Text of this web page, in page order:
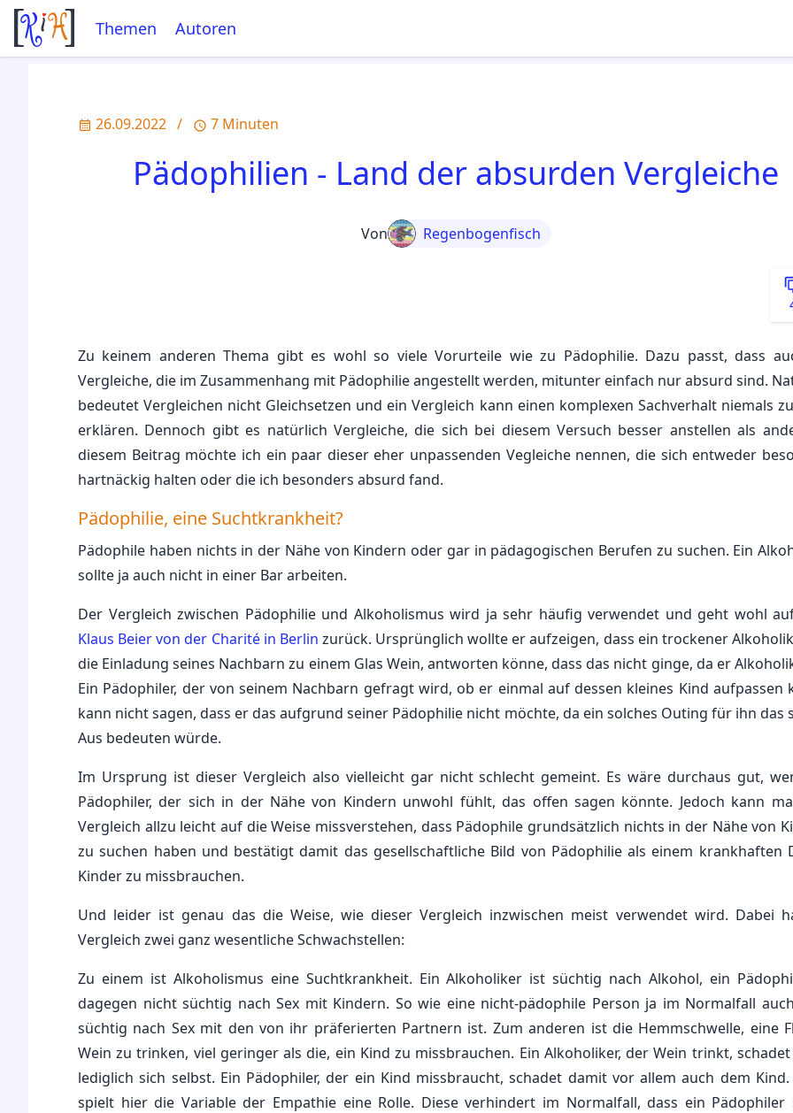
Themen Autoren
26.09.2022 / 7 Minuten
Pädophilien - Land der absurden Vergleiche
Von Regenbogenfisch
Zu keinem anderen Thema gibt es wohl so viele Vorurteile wie zu Pädophilie. Dazu passt, dass
Vergleiche, die im Zusammenhang mit Pädophilie angestellt werden, mitunter einfach nur absurd sind.
bedeutet Vergleichen nicht Gleichsetzen und ein Vergleich kann einen komplexen Sachverhalt niemals
erklären. Dennoch gibt es natürlich Vergleiche, die sich bei diesem Versuch besser anstellen als
diesem Beitrag möchte ich ein paar dieser eher unpassenden Vegleiche nennen, die sich entweder
hartnäckig halten oder die ich besonders absurd fand.
Pädophilie, eine Suchtkrankheit?
Pädophile haben nichts in der Nähe von Kindern oder gar in pädagogischen Berufen zu suchen. Ein
sollte ja auch nicht in einer Bar arbeiten.
Der Vergleich zwischen Pädophilie und Alkoholismus wird ja sehr häufig verwendet und geht wohl
Klaus Beier von der Charité in Berlin zurück. Ursprünglich wollte er aufzeigen, dass ein trockener
die Einladung seines Nachbarn zu einem Glas Wein, antworten könne, dass das nicht ginge, da er
Ein Pädophiler, der von seinem Nachbarn gefragt wird, ob er einmal auf dessen kleines Kind aufpassen
kann nicht sagen, dass er das aufgrund seiner Pädophilie nicht möchte, da ein solches Outing für ihn das
Aus bedeuten würde.
Im Ursprung ist dieser Vergleich also vielleicht gar nicht schlecht gemeint. Es wäre durchaus gut,
Pädophiler, der sich in der Nähe von Kindern unwohl fühlt, das offen sagen könnte. Jedoch kann
Vergleich allzu leicht auf die Weise missverstehen, dass Pädophile grundsätzlich nichts in der Nähe von
zu suchen haben und bestätigt damit das gesellschaftliche Bild von Pädophilie als einem krankhaften
Kinder zu missbrauchen.
Und leider ist genau das die Weise, wie dieser Vergleich inzwischen meist verwendet wird. Dabei
Vergleich zwei ganz wesentliche Schwachstellen:
Zu einem ist Alkoholismus eine Suchtkrankheit. Ein Alkoholiker ist süchtig nach Alkohol, ein
dagegen nicht süchtig nach Sex mit Kindern. So wie eine nicht-pädophile Person ja im Normalfall
süchtig nach Sex mit den von ihr präferierten Partnern ist. Zum anderen ist die Hemmschwelle, eine
Wein zu trinken, viel geringer als die, ein Kind zu missbrauchen. Ein Alkoholiker, der Wein trinkt,
lediglich sich selbst. Ein Pädophiler, der ein Kind missbraucht, schadet damit vor allem auch dem
spielt hier die Variable der Empathie eine Rolle. Diese verhindert im Normalfall, dass ein Pädophiler